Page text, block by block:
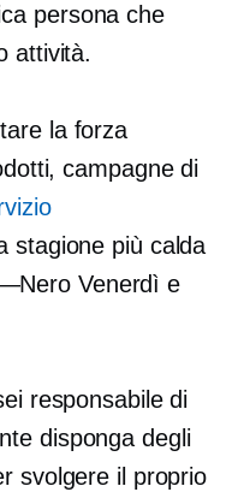
persona che
attività.
la forza
campagne di
stagione più calda
Venerdì e
responsabile di
disponga degli
svolgere il proprio